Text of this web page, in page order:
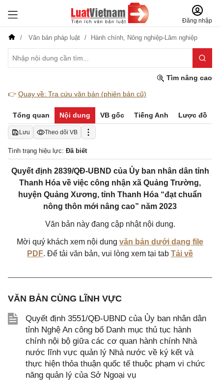
Đăng nhập
Văn bản pháp luật Hành chính, Nông nghiệp-Lâm nghiệp
Tìm nâng cao
👉 Quay về: Tra cứu văn bản (phiên bản cũ)
Tổng quan Nội dung VB gốc Tiếng Anh Lược đồ
Lưu Theo dõi VB
Tình trạng hiệu lực: Đã biết
Quyết định 2839/QĐ-UBND của Ủy ban nhân dân tỉnh
Thanh Hóa về việc công nhận xã Quảng Trường,
huyện Quảng Xương, tỉnh Thanh Hóa “đạt chuẩn
nông thôn mới nâng cao” năm 2023
Văn bản này đang cập nhật nội dung.
Mời quý khách xem nội dung văn bản dưới dạng file
PDF. Để tải văn bản, vui lòng xem tại tab Tải về
VĂN BẢN CÙNG LĨNH VỰC
Quyết định 3551/QĐ-UBND của Ủy ban nhân dân
tỉnh Nghệ An công bố Danh mục thủ tục hành
chính nội bộ giữa các cơ quan hành chính Nhà
nước lĩnh vực quản lý Nhà nước về ký kết và
thực hiện thỏa thuận quốc tế thuộc phạm vi chức
năng quản lý của Sở Ngoại vụ